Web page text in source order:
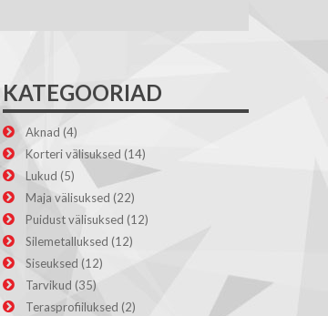
KATEGOORIAD
Aknad (4)
Korteri välisuksed (14)
Lukud (5)
Maja välisuksed (22)
Puidust välisuksed (12)
Silemetalluksed (12)
Siseuksed (12)
Tarvikud (35)
Terasprofiiluksed (2)